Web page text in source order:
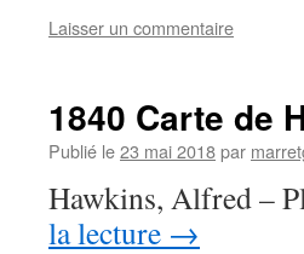
Laisser un commentaire
1840 Carte de
Publié le23 mai 2018par
Hawkins, Alfred –
la lecture →